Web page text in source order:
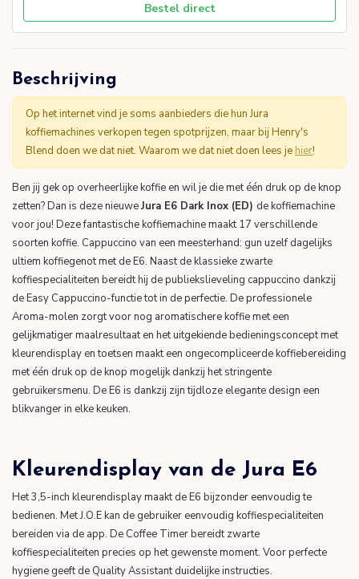
Beschrijving
Op het internet vind je soms aanbieders die hun Jura
koffiemachines verkopen tegen spotprijzen, maar bij Henry's
Blend doen we dat niet. Waarom we dat niet doen lees je hier!
Ben jij gek op overheerlijke koffie en wil je die met één druk op de knop
zetten? Dan is deze nieuweJura E6 Dark Inox (ED) de koffiemachine
voor jou! Deze fantastische koffiemachine maakt 17 verschillende
soorten koffie. Cappuccino van een meesterhand: gun uzelf dagelijks
ultiem koffiegenot met de E6. Naast de klassieke zwarte
koffiespecialiteiten bereidt hij de publiekslieveling cappuccino dankzij
de Easy Cappuccino-functie tot in de perfectie. De professionele
Aroma-molen zorgt voor nog aromatischere koffie met een
gelijkmatiger maalresultaat en het uitgekiende bedieningsconcept met
kleurendisplay en toetsen maakt een ongecompliceerde koffiebereiding
met één druk op de knop mogelijk dankzij het stringente
gebruikersmenu. De E6 is dankzij zijn tijdloze elegante design een
blikvanger in elke keuken.
Kleurendisplay van de Jura E6
Het 3,5-inch kleurendisplay maakt de E6 bijzonder eenvoudig te
bedienen. Met J.O.E kan de gebruiker eenvoudig koffiespecialiteiten
bereiden via de app. De Coffee Timer bereidt zwarte
koffiespecialiteiten precies op het gewenste moment. Voor perfecte
hygiene geeft de Quality Assistant duidelijke instructies.
Bestel direct